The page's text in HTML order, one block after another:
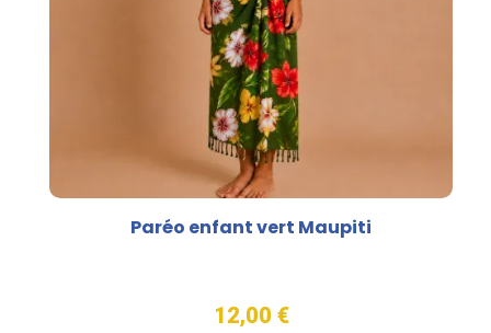
Paréo enfant vert Maupiti
12,00 €